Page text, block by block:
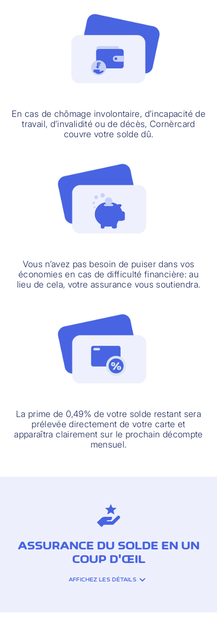
En cas de chômage involontaire, d’incapacité de
travail, d’invalidité ou de décès, Cornèrcard
couvre votre solde dû.
Vous n’avez pas besoin de puiser dans vos
économies en cas de difficulté financière: au
lieu de cela, votre assurance vous soutiendra.
La prime de 0,49% de votre solde restant sera
prélevée directement de votre carte et
apparaîtra clairement sur le prochain décompte
mensuel.
ASSURANCE DU SOLDE EN UN
COUP D'ŒIL
AFFICHEZ LES DÉTAILS